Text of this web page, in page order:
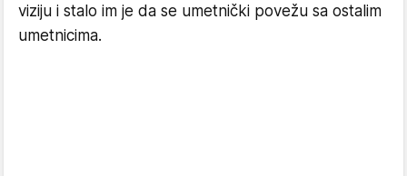
viziju i stalo im je da se umetnički povežu sa ostalim
umetnicima.